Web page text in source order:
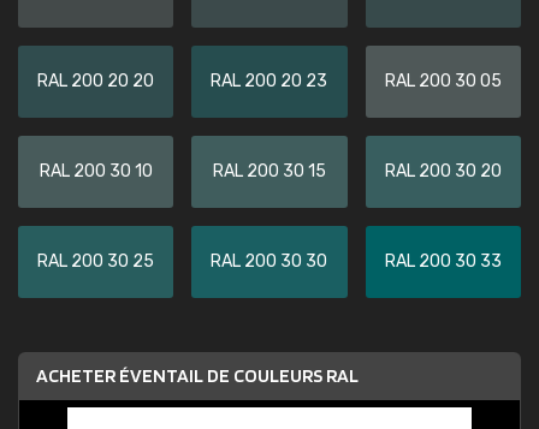
RAL 200 20 20 RAL 200 20 23 RAL 200 30 05
RAL 200 30 10 RAL 200 30 15 RAL 200 30 20
RAL 200 30 25 RAL 200 30 30 RAL 200 30 33
ACHETER ÉVENTAIL DE COULEURS RAL